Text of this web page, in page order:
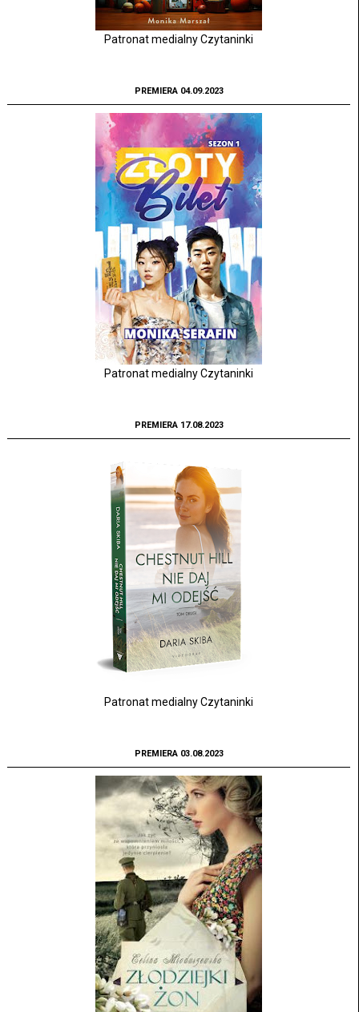
Patronat medialny Czytaninki
PREMIERA 04.09.2023
Patronat medialny Czytaninki
PREMIERA 17.08.2023
Patronat medialny Czytaninki
PREMIERA 03.08.2023